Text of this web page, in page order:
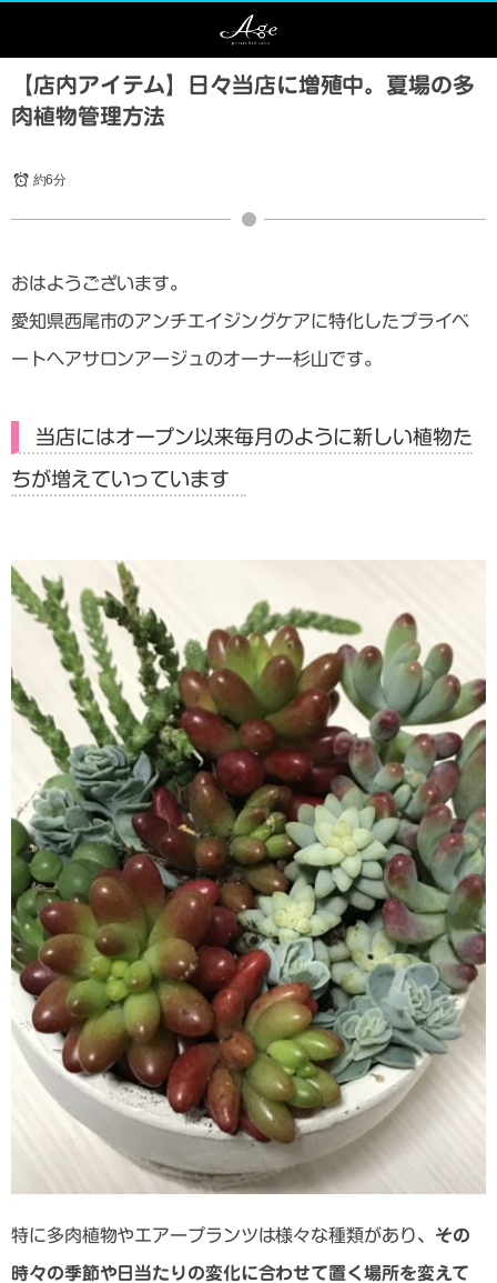
【店内アイテム】日々当店に増殖中。夏場の多
肉植物管理方法
約6分
おはようございます。
愛知県西尾市のアンチエイジングケアに特化したプライベ
ートヘアサロンアージュのオーナー杉山です。
当店にはオープン以来毎月のように新しい植物た
ちが増えていっています
特に多肉植物やエアープランツは様々な種類があり、 その
時々の季節や日当たりの変化に合わせて置く場所を変えて